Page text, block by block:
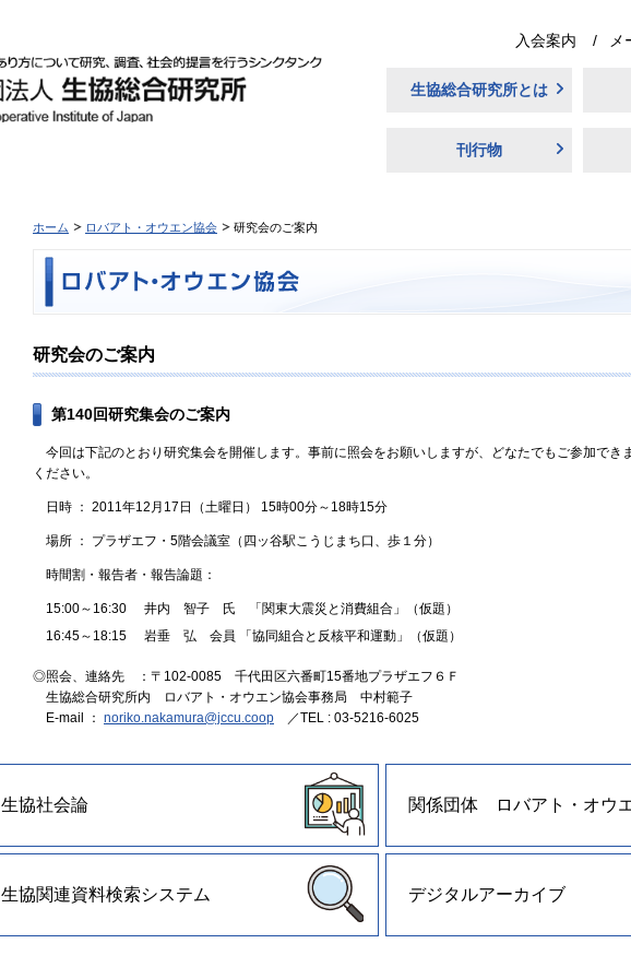
入会案内
生協総合研究所とは
刊行物
ホーム ロバアト・オウエン協会 研究会のご案内
研究会のご案内
第140回研究集会のご案内
今回は下記のとおり研究集会を開催します。事前に照会をお願いしますが、どなたでもご参加でき
ください。
日時 ： 2011年12月17日（土曜日） 15時00分～18時15分
場所 ： プラザエフ・5階会議室（四ッ谷駅こうじまち口、歩１分）
時間割・報告者・報告論題：
15:00～16:30
井内 智子 氏 「関東大震災と消費組合」（仮題）
16:45～18:15
岩垂 弘 会員 「協同組合と反核平和運動」（仮題）
◎照会、連絡先 ：〒102-0085 千代田区六番町15番地プラザエフ６Ｆ
生協総合研究所内 ロバアト・オウエン協会事務局 中村範子
E-mail ： noriko.nakamura@jccu.coop ／TEL : 03-5216-6025
生協社会論 関係団体 ロバアト・オウ
生協関連資料検索システム デジタルアーカイブ